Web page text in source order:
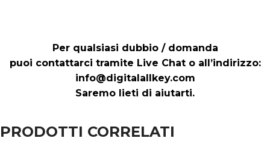
Per qualsiasi dubbio / domanda
puoi contattarci tramite Live Chat o all’indirizzo:
info@digitalallkey.com
Saremo lieti di aiutarti.
PRODOTTI CORRELATI